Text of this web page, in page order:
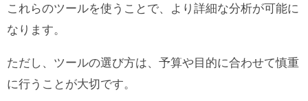
これらのツールを使うことで、より詳細な分析が可能に
なります。
ただし、ツールの選び方は、予算や目的に合わせて慎重
に行うことが大切です。